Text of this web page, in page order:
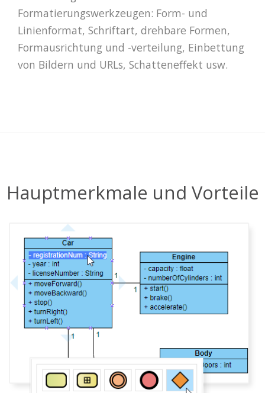
Formatierungswerkzeugen: Form- und
Linienformat, Schriftart, drehbare Formen,
Formausrichtung und -verteilung, Einbettung
von Bildern und URLs, Schatteneffekt usw.
Hauptmerkmale und Vorteile